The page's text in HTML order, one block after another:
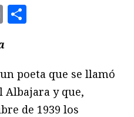
Email
poeta que se llamó
y que,
de 1939 los